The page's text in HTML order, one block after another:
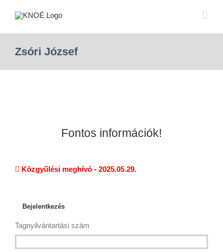
Zsóri József
Fontos információk!
Közgyűlési meghívó - 2025.05.29.
Bejelentkezés
Tagnyilvántartási szám